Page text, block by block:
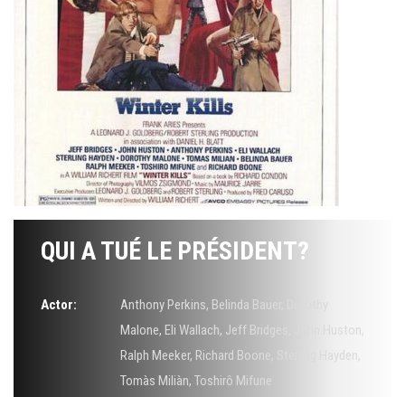
QUI A TUÉ LE PRÉSIDENT?
Actor: Anthony Perkins, Belinda Bauer
Malone, Eli Wallach, Jeff Bridges John Huston,
Ralph Meeker, Richard Boone Sterling Hayden,
Tomàs Miliàn, Toshirô Mifune